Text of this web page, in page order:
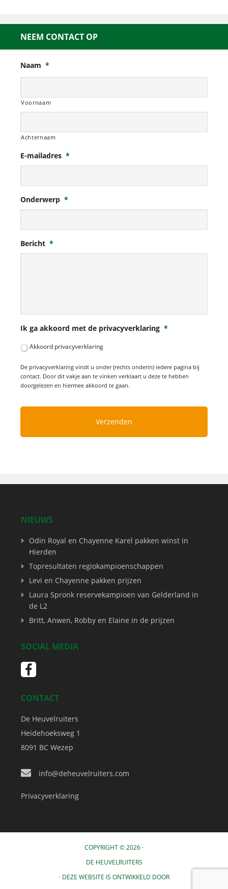
NEEM CONTACT OP
Naam *
Voornaam
Achternaam
E-mailadres *
Onderwerp *
Bericht *
Ik ga akkoord met de privacyverklaring *
Akkoord privacyverklaring
De privacyverklaring vindt u onder (rechts onderin) iedere pagina bij
contact. Door dit vakje aan te vinken verklaart u deze te hebben
doorgelezen en hiermee akkoord te gaan.
NIEUWS
Odin Royal en Chayenne Karel pakken winst in
Hierden
Topresultaten regiokampioenschappen
Levi en Chayenne pakken prijzen
Laura Spronk reservekampioen van Gelderland in
de L2
Britt, Anwen, Robby en Elaine in de prijzen
SOCIAL MEDIA
CONTACT
De Heuvelruiters
Heidehoeksweg 1
8091 BC Wezep
info@deheuvelruiters.com
Privacyverklaring
COPYRIGHT © 2026 ·
DE HEUVELRUITERS
· DEZE WEBSITE IS ONTWIKKELD DOOR